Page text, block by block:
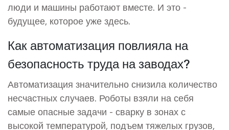
люди и машины работают вместе. И это -
будущее, которое уже здесь.
Как автоматизация повлияла на
безопасность труда на заводах?
Автоматизация значительно снизила количество
несчастных случаев. Роботы взяли на себя
самые опасные задачи - сварку в зонах с
высокой температурой, подъем тяжелых грузов,